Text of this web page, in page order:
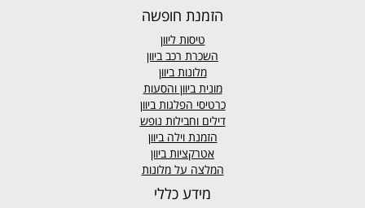
הזמנת חופשה
טיסות ליוון
השכרת רכב ביוון
מלונות ביוון
מונית ביוון והסעות
כרטיסי הפלגות ביוון
דילים וחבילות נופש
הזמנת וילה ביוון
אטרקציות ביוון
המלצה על מלונות
מידע כללי